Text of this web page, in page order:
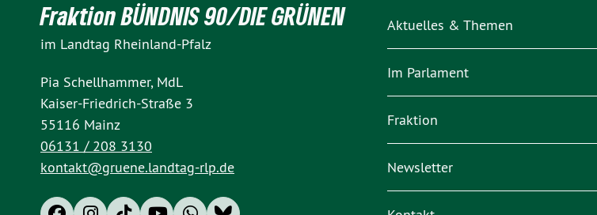
Fraktion BÜNDNIS 90/DIE GRÜNEN
im Landtag Rheinland-Pfalz
Pia Schellhammer, MdL
Kaiser-Friedrich-Straße 3
55116 Mainz
06131 / 208 3130
kontakt@gruene.landtag-rlp.de
Aktuelles & Themen
Im Parlament
Fraktion
Newsletter